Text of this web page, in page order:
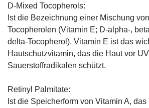
D-Mixed Tocopherols:
Ist die Bezeichnung einer Mischung
Tocopherolen (Vitamin E; D-alpha-,
delta-Tocopherol). Vitamin E ist das
Hautschutzvitamin, das die Haut vor
Sauerstoffradikalen schützt.
Retinyl Palmitate:
Ist die Speicherform von Vitamin A,